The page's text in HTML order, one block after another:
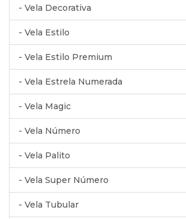
- Vela Decorativa
- Vela Estilo
- Vela Estilo Premium
- Vela Estrela Numerada
- Vela Magic
- Vela Número
- Vela Palito
- Vela Super Número
- Vela Tubular